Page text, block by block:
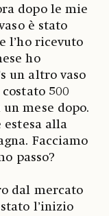
dopo le mie
è stato
l’ho ricevuto
ho
un altro vaso
500
mese dopo.
estesa alla
Facciamo
passo?
dal mercato
l’inizio